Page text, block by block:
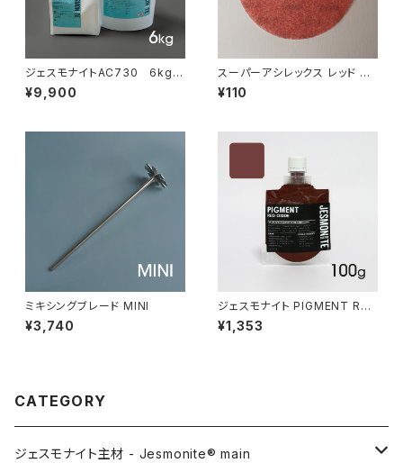
ジェスモナイトAC730 6kgセ
ット
¥9,900
スーパーアシレックス レッド #1
50 バラ売り
¥110
ミキシングブレード MINI
¥3,740
ジェスモナイト PIGMENT RED
OXIDE 100g（着色剤:レッドオ
キサイド 100g）
¥1,353
CATEGORY
ジェスモナイト主材 - Jesmonite® main